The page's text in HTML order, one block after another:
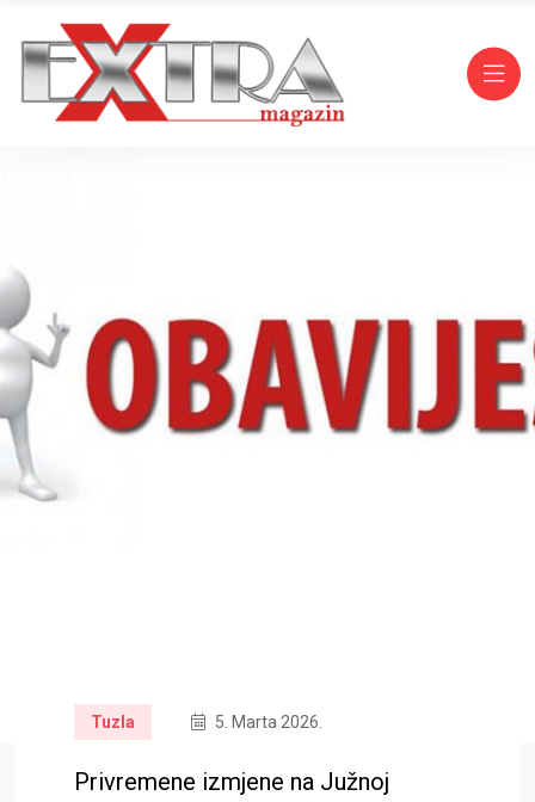
Tuzla 5. Marta 2026.
Privremene izmjene na Južnoj